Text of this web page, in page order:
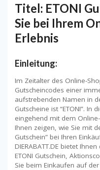
Titel: ETONI
Sie bei Ihrem
Erlebnis
Einleitung:
Im Zeitalter des Online-
Gutscheincodes einer
aufstrebenden Namen in
Gutscheine ist “ETONI”. In
eingehend mit dem
Ihnen zeigen, wie Sie mit
Gutschein” bei Ihren
DIERABATT.DE bietet
ETONI Gutschein,
Sie beim Einkaufen auf